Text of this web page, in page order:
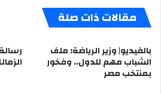
مقالات ذات صلة
بالفيديو| وزير الرياضة: ملف
الشباب مهم للدول.. وفخور
بمنتخب مصر